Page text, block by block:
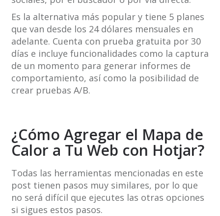
Es la alternativa más popular y tiene 5 planes
que van desde los 24 dólares mensuales en
adelante. Cuenta con prueba gratuita por 30
días e incluye funcionalidades como la captura
de un momento para generar informes de
comportamiento, así como la posibilidad de
crear pruebas A/B.
¿Cómo Agregar el Mapa de
Calor a Tu Web con Hotjar?
Todas las herramientas mencionadas en este
post tienen pasos muy similares, por lo que
no será difícil que ejecutes las otras opciones
si sigues estos pasos.